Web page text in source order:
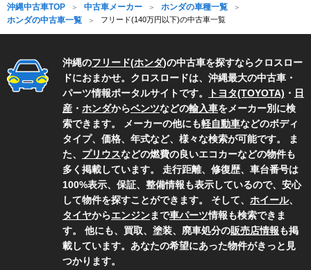
沖縄中古車TOP 中古車メーカー
ホンダの車種一覧
ホンダの中古車一覧
フリード(140万円以下)の中古車一覧
沖縄のフリード(ホンダ)の中古車を探すならクロスロー
ドにおまかせ。クロスロードは、沖縄最大の中古車・
パーツ情報ポータルサイトです。
トヨタ(TOYOTA) ・ 日
産 ・ ホンダからベンツなどの輸入車をメーカー別に検
索できます。 メーカーの他にも軽自動車などのボディ
タイプ、価格、年式など、様々な検索が可能です。 ま
た、 プリウスなどの燃費の良いエコカーなどの物件も
多く掲載しています。 走行距離、修復歴、車台番号は
100%表示、保証、整備情報も表示しているので、安心
して物件を探すことができます。 そして、 ホイール、
タイヤからエンジンまで車パーツ情報も検索できま
す。 他にも、買取、塗装、廃車処分の販売店情報も掲
載しています。あなたの希望にあった物件がきっと見
つかります。